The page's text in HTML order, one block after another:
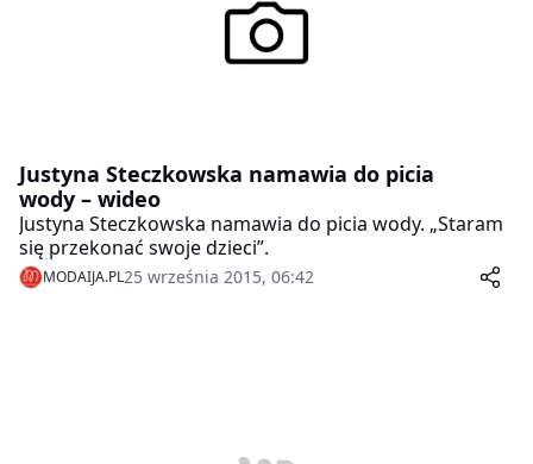
nam lepsze samopoczucie?
Justyna Steczkowska namawia do picia
wody – wideo
Justyna Steczkowska namawia do picia wody. „Staram
się przekonać swoje dzieci”.
MODAIJA.PL25 września 2015, 06:42